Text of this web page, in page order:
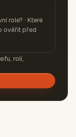
role? · Které
ověřit před
rolí,